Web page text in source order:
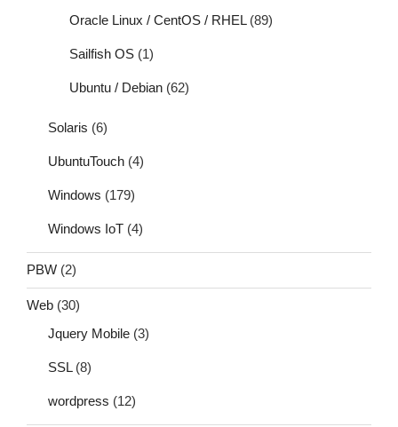
Oracle Linux / CentOS / RHEL(89)
Sailfish OS (1)
Ubuntu / Debian (62)
Solaris (6)
UbuntuTouch (4)
Windows (179)
Windows IoT (4)
PBW (2)
Web (30)
Jquery Mobile (3)
SSL(8)
wordpress (12)